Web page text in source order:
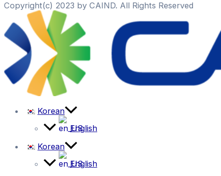
Copyright(c) 2023 by CAIND. All Rights Reserved
Korean
English
Korean
English